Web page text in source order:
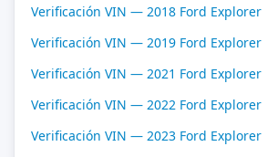
Verificación VIN — 2018 Ford Explorer
Verificación VIN — 2019 Ford Explorer
Verificación VIN — 2021 Ford Explorer
Verificación VIN — 2022 Ford Explorer
Verificación VIN — 2023 Ford Explorer